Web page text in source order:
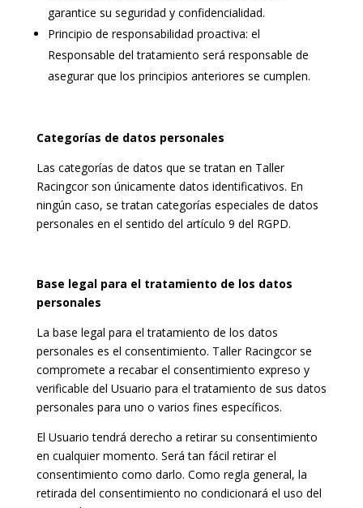
garantice su seguridad y confidencialidad.
Principio de responsabilidad proactiva: el
Responsable del tratamiento será responsable de
asegurar que los principios anteriores se cumplen.
Categorías de datos personales
Las categorías de datos que se tratan en Taller
Racingcor son únicamente datos identificativos. En
ningún caso, se tratan categorías especiales de datos
personales en el sentido del artículo 9 del RGPD.
Base legal para el tratamiento de los datos
personales
La base legal para el tratamiento de los datos
personales es el consentimiento. Taller Racingcor se
compromete a recabar el consentimiento expreso y
verificable del Usuario para el tratamiento de sus datos
personales para uno o varios fines específicos.
El Usuario tendrá derecho a retirar su consentimiento
en cualquier momento. Será tan fácil retirar el
consentimiento como darlo. Como regla general, la
retirada del consentimiento no condicionará el uso del